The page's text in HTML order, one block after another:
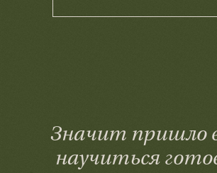
Значит пришло
научиться